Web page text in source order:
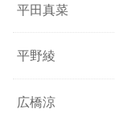
平田真菜
平野綾
広橋涼